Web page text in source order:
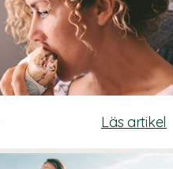
Läs artikel